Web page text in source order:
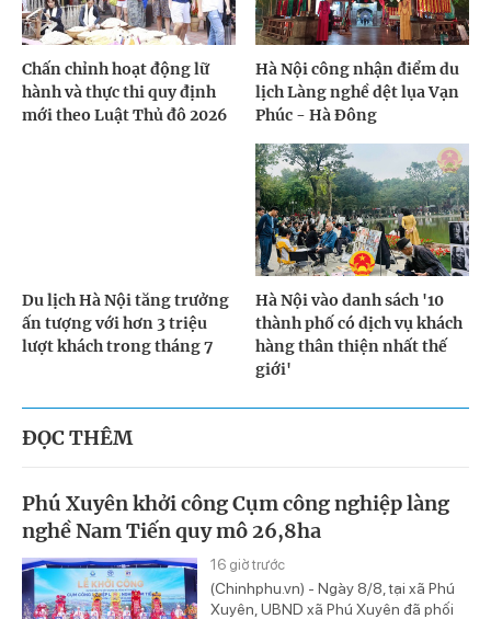
Chấn chỉnh hoạt động lữ
hành và thực thi quy định
mới theo Luật Thủ đô 2026
Hà Nội công nhận điểm du
lịch Làng nghề dệt lụa Vạn
Phúc - Hà Đông
Du lịch Hà Nội tăng trưởng
ấn tượng với hơn 3 triệu
lượt khách trong tháng 7
Hà Nội vào danh sách '10
thành phố có dịch vụ khách
hàng thân thiện nhất thế
giới'
ĐỌC THÊM
Phú Xuyên khởi công Cụm công nghiệp làng
nghề Nam Tiến quy mô 26,8ha
16 giờ trước
(Chinhphu.vn) - Ngày 8/8, tại xã Phú
Xuyên, UBND xã Phú Xuyên đã phối